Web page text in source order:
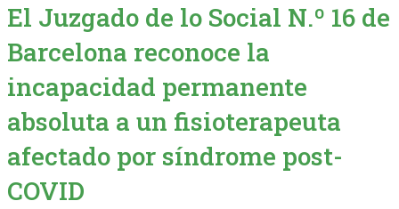
El Juzgado de lo Social N.º 16 de
Barcelona reconoce la
incapacidad permanente
absoluta a un fisioterapeuta
afectado por síndrome post-
COVID